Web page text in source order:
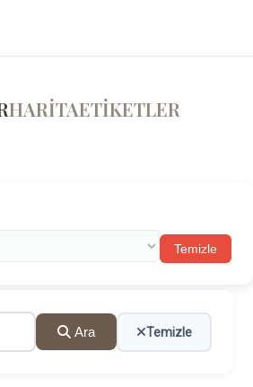
HARİTAETİKETLER
Temizle
Ara Temizle